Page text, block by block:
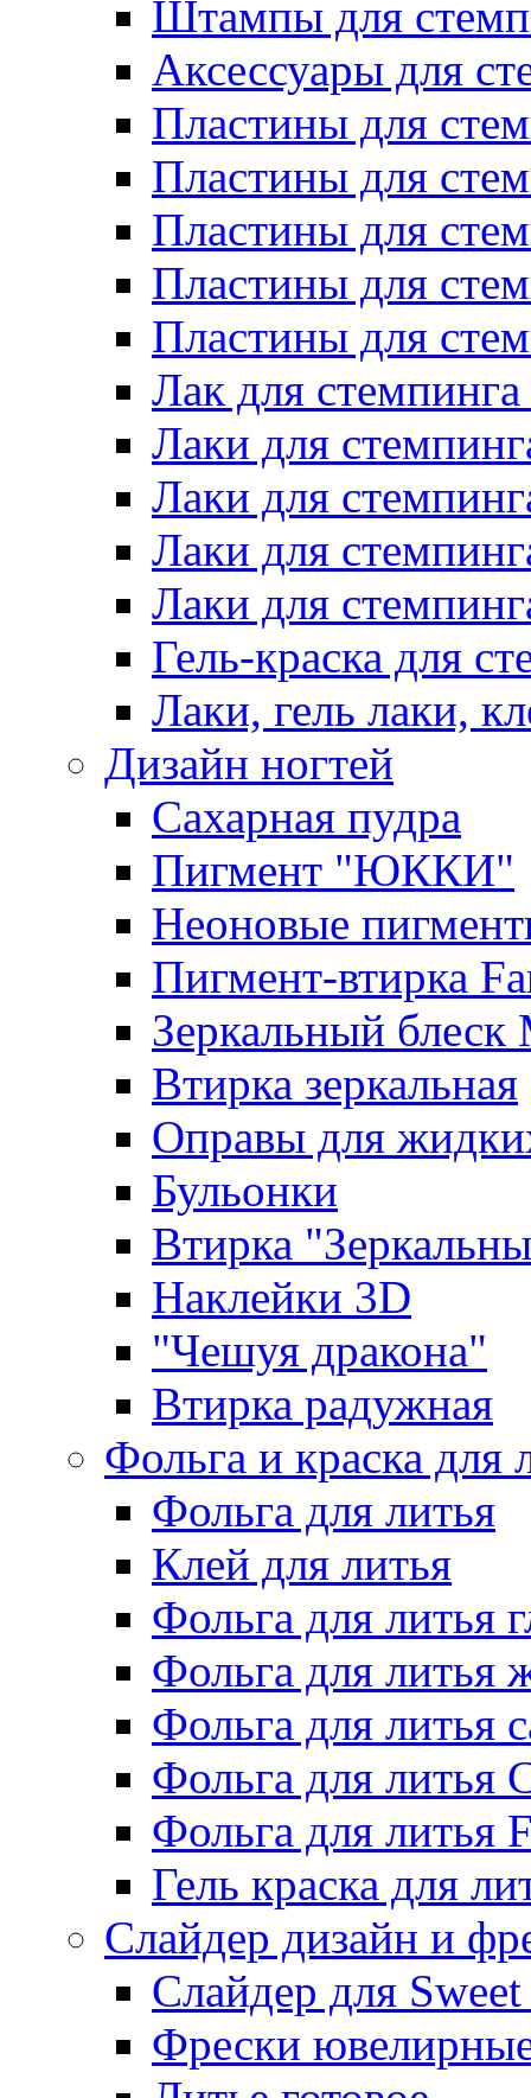
Штампы для
Аксессуары для
Пластины для
Пластины для
Пластины для
Пластины для
Пластины для
Лак для
Лаки для
Лаки для
Лаки для
Лаки для
Гель-краска для
Лаки, гель лаки,
Дизайн ногтей
Сахарная пудра
Пигмент "ЮККИ"
Неоновые
Пигмент-втирка
Зеркальный блеск
Втирка зеркальная
Оправы для
Бульонки
Втирка
Наклейки 3D
"Чешуя дракона"
Втирка радужная
Фольга и краска для
Фольга для литья
Клей для литья
Фольга для литья
Фольга для литья
Фольга для литья
Фольга для литья
Фольга для литья
Гель краска для
Слайдер дизайн и
Слайдер для
Фрески